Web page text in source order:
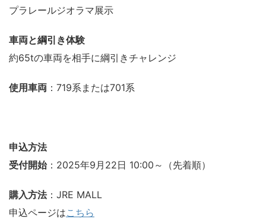
プラレールジオラマ展示
車両と綱引き体験
約65tの車両を相手に綱引きチャレンジ
使用車両 ：719系または701系
申込方法
受付開始：2025年9月22日 10:00～（先着順）
購入方法：JRE MALL
申込ページはこちら